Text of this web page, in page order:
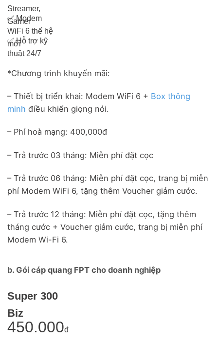
Streamer,
Gamer
✅Modem
WiFi 6 thế hệ
mới
✅Hỗ trợ kỹ
thuật 24/7
*Chương trình khuyến mãi:
– Thiết bị triển khai: Modem WiFi 6 + Box thông
minh điều khiển giọng nói.
– Phí hoà mạng: 400,000đ
– Trả trước 03 tháng: Miễn phí đặt cọc
– Trả trước 06 tháng: Miễn phí đặt cọc, trang bị miễn
phí Modem WiFi 6, tặng thêm Voucher giảm cước.
– Trả trước 12 tháng: Miễn phí đặt cọc, tặng thêm
tháng cước + Voucher giảm cước, trang bị miễn phí
Modem Wi-Fi 6.
b. Gói cáp quang FPT cho doanh nghiệp
Super 300
Biz
450.000đ